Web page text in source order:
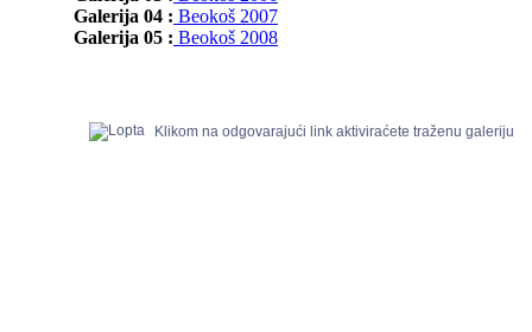
Galerija 04 : Beokoš 2007
Galerija 05 : Beokoš 2008
Klikom na odgovarajući link aktiviraćete traženu galeriju